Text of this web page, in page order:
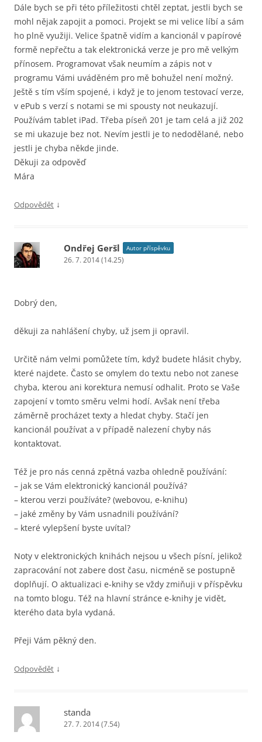
Dále bych se při této příležitosti chtěl zeptat, jestli bych se
mohl nějak zapojit a pomoci. Projekt se mi velice líbí a sám
ho plně využiji. Velice špatně vidím a kancionál v papírové
formě nepřečtu a tak elektronická verze je pro mě velkým
přínosem. Programovat však neumím a zápis not v
programu Vámi uváděném pro mě bohužel není možný.
Ještě s tím vším spojené, i když je to jenom testovací verze,
v ePub s verzí s notami se mi spousty not neukazují.
Používám tablet iPad. Třeba píseň 201 je tam celá a již 202
se mi ukazuje bez not. Nevím jestli je to nedodělané, nebo
jestli je chyba někde jinde.
Děkuji za odpověď
Mára
Odpovědět ↓
Ondřej Geršl Autor příspěvku
26. 7. 2014 (14.25)
Dobrý den,
děkuji za nahlášení chyby, už jsem ji opravil.
Určitě nám velmi pomůžete tím, když budete hlásit chyby,
které najdete. Často se omylem do textu nebo not zanese
chyba, kterou ani korektura nemusí odhalit. Proto se Vaše
zapojení v tomto směru velmi hodí. Avšak není třeba
záměrně procházet texty a hledat chyby. Stačí jen
kancionál používat a v případě nalezení chyby nás
kontaktovat.
Též je pro nás cenná zpětná vazba ohledně používání:
– jak se Vám elektronický kancionál používá?
– kterou verzi používáte? (webovou, e-knihu)
– jaké změny by Vám usnadnili používání?
– které vylepšení byste uvítal?
Noty v elektronických knihách nejsou u všech písní, jelikož
zapracování not zabere dost času, nicméně se postupně
doplňují. O aktualizaci e-knihy se vždy zmiňuji v příspěvku
na tomto blogu. Též na hlavní stránce e-knihy je vidět,
kterého data byla vydaná.
Přeji Vám pěkný den.
Odpovědět ↓
standa
27. 7. 2014 (7.54)